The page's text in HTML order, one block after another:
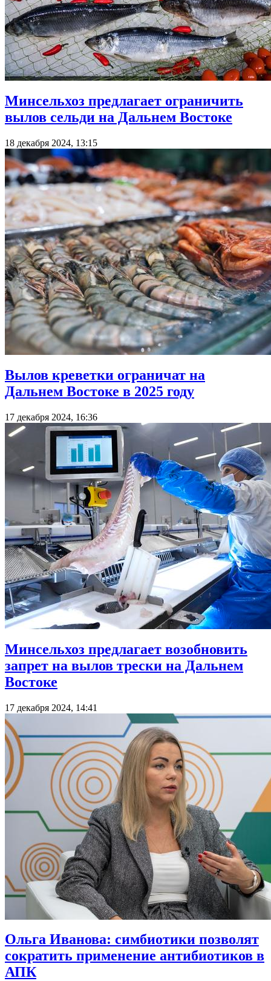
Минсельхоз предлагает ограничить
вылов сельди на Дальнем Востоке
18 декабря 2024, 13:15
Вылов креветки ограничат на
Дальнем Востоке в 2025 году
17 декабря 2024, 16:36
Минсельхоз предлагает возобновить
запрет на вылов трески на Дальнем
Востоке
17 декабря 2024, 14:41
Ольга Иванова: симбиотики позволят
сократить применение антибиотиков в
АПК